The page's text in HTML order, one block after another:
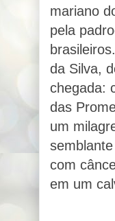
mariano
pela
da Silva,
chegada:
das
um
com
em um